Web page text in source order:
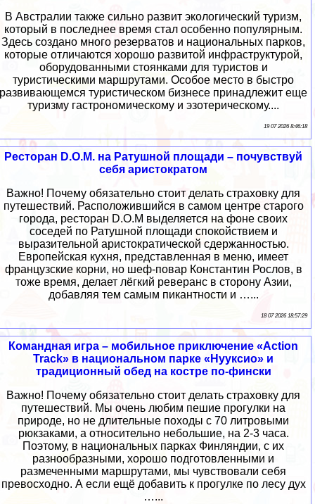
В Австралии также сильно развит экологический туризм,
который в последнее время стал особенно популярным.
Здесь создано много резерватов и национальных парков,
которые отличаются хорошо развитой инфраструктурой,
оборудованными стоянками для туристов и
туристическими маршрутами. Особое место в быстро
развивающемся туристическом бизнесе принадлежит еще
туризму гастрономическому и эзотерическому....
19 07 2026 8:46:18
Ресторан D.O.M. на Ратушной площади – почувствуй
себя аристократом
Важно! Почему обязательно стоит делать страховку для
путешествий. Расположившийся в самом центре старого
города, ресторан D.O.M выделяется на фоне своих
соседей по Ратушной площади спокойствием и
выразительной аристократической сдержанностью.
Европейская кухня, представленная в меню, имеет
французские корни, но шеф-повар Константин Рослов, в
тоже время, делает лёгкий реверанс в сторону Азии,
добавляя тем самым пикантности и …...
18 07 2026 18:57:29
Командная игра – мобильное приключение «Action
Track» в национальном парке «Нууксио» и
традиционный обед на костре по-фински
Важно! Почему обязательно стоит делать страховку для
путешествий. Мы очень любим пешие прогулки на
природе, но не длительные походы с 70 литровыми
рюкзаками, а относительно небольшие, на 2-3 часа.
Поэтому, в национальных парках Финляндии, с их
разнообразными, хорошо подготовленными и
размеченными маршрутами, мы чувствовали себя
превосходно. А если ещё добавить к прогулке по лесу дух
…...